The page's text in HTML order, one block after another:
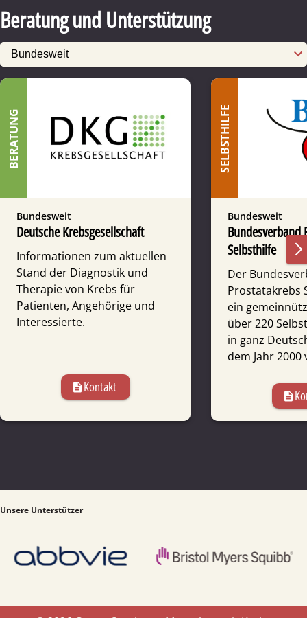
Beratung und Unterstützung
BERATUNG
Bundesweit
Deutsche Krebsgesellschaft
Informationen zum aktuellen
Stand der Diagnostik und
Therapie von Krebs für
Patienten, Angehörige und
Interessierte.
description Kontakt
SELBSTHILFE
Bundesweit
Bundes­verband
Selbsthilfe
Der
Prostatakrebs
ein
über 220
in ganz
dem Jahr 2000
description
Unsere Unterstützer